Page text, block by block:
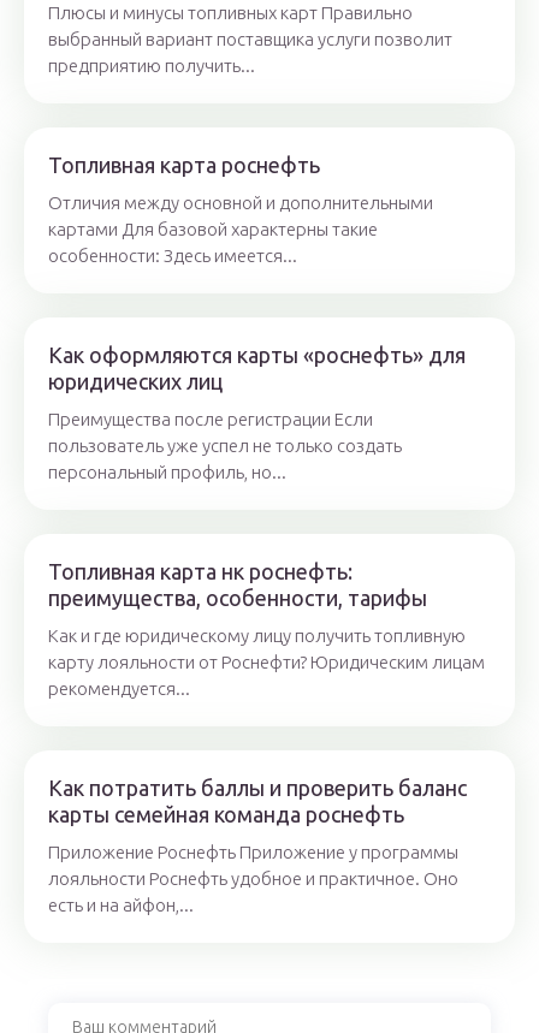
Плюсы и минусы топливных карт Правильно
выбранный вариант поставщика услуги позволит
предприятию получить...
Топливная карта роснефть
Отличия между основной и дополнительными
картами Для базовой характерны такие
особенности: Здесь имеется...
Как оформляются карты «роснефть» для
юридических лиц
Преимущества после регистрации Если
пользователь уже успел не только создать
персональный профиль, но...
Топливная карта нк роснефть:
преимущества, особенности, тарифы
Как и где юридическому лицу получить топливную
карту лояльности от Роснефти? Юридическим лицам
рекомендуется...
Как потратить баллы и проверить баланс
карты семейная команда роснефть
Приложение Роснефть Приложение у программы
лояльности Роснефть удобное и практичное. Оно
есть и на айфон,...